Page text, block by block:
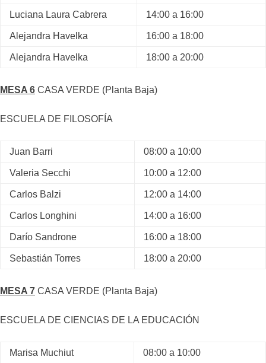
Luciana Laura Cabrera 14:00 a 16:00
Alejandra Havelka 16:00 a 18:00
Alejandra Havelka 18:00 a 20:00
MESA 6 CASA VERDE (Planta Baja)
ESCUELA DE FILOSOFÍA
Juan Barri 08:00 a 10:00
Valeria Secchi 10:00 a 12:00
Carlos Balzi 12:00 a 14:00
Carlos Longhini 14:00 a 16:00
Darío Sandrone 16:00 a 18:00
Sebastián Torres 18:00 a 20:00
MESA 7 CASA VERDE (Planta Baja)
ESCUELA DE CIENCIAS DE LA EDUCACIÓN
Marisa Muchiut 08:00 a 10:00